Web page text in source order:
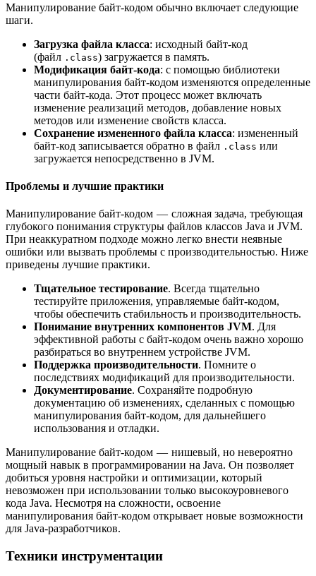
Манипулирование байт-кодом обычно включает следующие
шаги.
Загрузка файла класса: исходный байт-код
(файл .class) загружается в память.
Модификация байт-кода: с помощью библиотеки
манипулирования байт-кодом изменяются определенные
части байт-кода. Этот процесс может включать
изменение реализаций методов, добавление новых
методов или изменение свойств класса.
Сохранение измененного файла класса: измененный
байт-код записывается обратно в файл .class или
загружается непосредственно в JVM.
Проблемы и лучшие практики
Манипулирование байт-кодом — сложная задача, требующая
глубокого понимания структуры файлов классов Java и JVM.
При неаккуратном подходе можно легко внести неявные
ошибки или вызвать проблемы с производительностью. Ниже
приведены лучшие практики.
Тщательное тестирование. Всегда тщательно
тестируйте приложения, управляемые байт-кодом,
чтобы обеспечить стабильность и производительность.
Понимание внутренних компонентов JVM. Для
эффективной работы с байт-кодом очень важно хорошо
разбираться во внутреннем устройстве JVM.
Поддержка производительности. Помните о
последствиях модификаций для производительности.
Документирование. Сохраняйте подробную
документацию об изменениях, сделанных с помощью
манипулирования байт-кодом, для дальнейшего
использования и отладки.
Манипулирование байт-кодом — нишевый, но невероятно
мощный навык в программировании на Java. Он позволяет
добиться уровня настройки и оптимизации, который
невозможен при использовании только высокоуровневого
кода Java. Несмотря на сложности, освоение
манипулирования байт-кодом открывает новые возможности
для Java-разработчиков.
Техники инструментации